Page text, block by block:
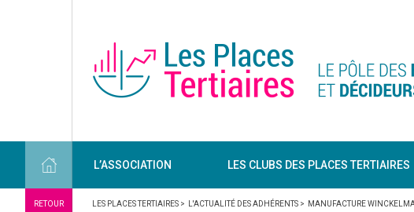
L’ASSOCIATION LES CLUBS DES PLACES TERTIAIRES
RETOUR LES PLACES TERTIAIRES > L'ACTUALITÉ DES ADHÉRENTS > MANUFACTURE